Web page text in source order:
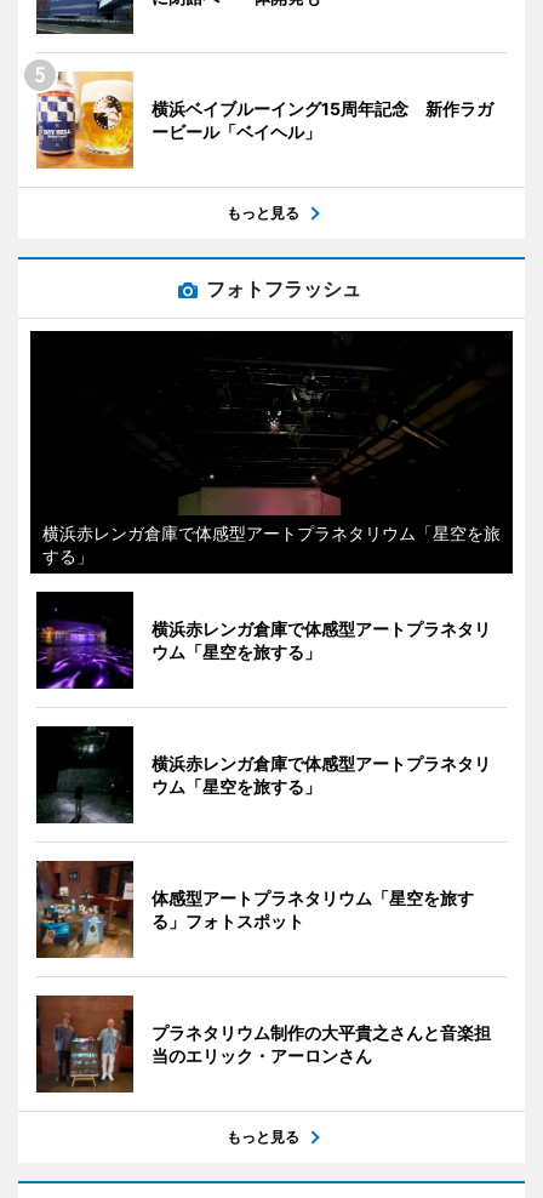
横浜ベイブルーイング15周年記念 新作ラガ
ービール「ベイヘル」
もっと見る
フォトフラッシュ
横浜赤レンガ倉庫で体感型アートプラネタリウム「星空を旅
する」
横浜赤レンガ倉庫で体感型アートプラネタリ
ウム「星空を旅する」
横浜赤レンガ倉庫で体感型アートプラネタリ
ウム「星空を旅する」
体感型アートプラネタリウム「星空を旅す
る」フォトスポット
プラネタリウム制作の大平貴之さんと音楽担
当のエリック・アーロンさん
もっと見る